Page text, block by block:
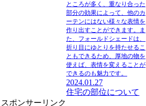
ところが多く、 重なり合った
部分の効果によって、他のカ
ーテンにはない様々な表情を
作り出すことができます。ま
た、 フォールドシェードは、
折り目にゆとりを持たせるこ
ともできるため、厚地の物を
使えば、表情を変えることが
できるのも魅力です。
2024.01.27
住宅の部位について
スポンサーリンク